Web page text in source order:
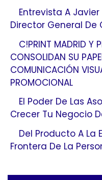
Entrevista A
Director General De
C!PRINT MADRID Y
CONSOLIDAN SU
COMUNICACIÓN
PROMOCIONAL
El Poder De Las
Crecer Tu Negocio
Del Producto A La
Frontera De La